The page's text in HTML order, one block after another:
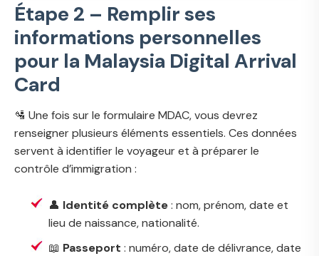
Étape 2 – Remplir ses
informations personnelles
pour la Malaysia Digital Arrival
Card
🛂 Une fois sur le formulaire MDAC, vous devrez
renseigner plusieurs éléments essentiels. Ces données
servent à identifier le voyageur et à préparer le
contrôle d’immigration :
👤 Identité complète: nom, prénom, date et
lieu de naissance, nationalité.
📖 Passeport : numéro, date de délivrance, date